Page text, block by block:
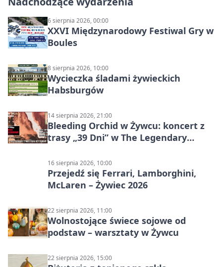
6 sierpnia 2026, 00:00
XXVI Międzynarodowy Festiwal Gry w
Boules
8 sierpnia 2026, 10:00
Wycieczka śladami żywieckich
Habsburgów
14 sierpnia 2026, 21:00
Bleeding Orchid w Żywcu: koncert z
trasy „39 Dni” w The Legendary
16 sierpnia 2026, 10:00
Przejedź się Ferrari, Lamborghini,
McLaren – Żywiec 2026
22 sierpnia 2026, 11:00
Wolnostojące świece sojowe od
podstaw – warsztaty w Żywcu
22 sierpnia 2026, 15:00